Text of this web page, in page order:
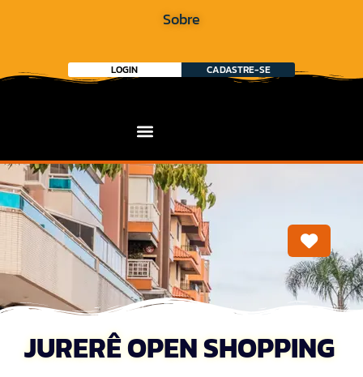
Sobre
LOGIN CADASTRE-SE
JURERÊ OPEN SHOPPING